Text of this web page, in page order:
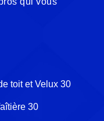
toit et Velux 30
30